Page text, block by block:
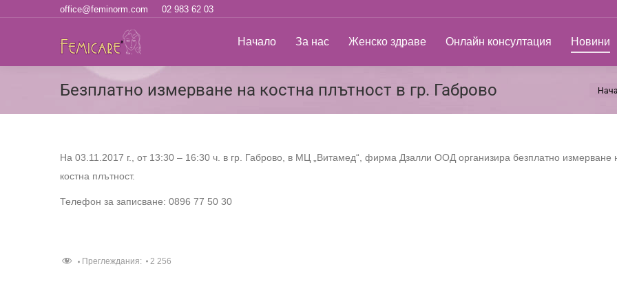
office@feminorm.com 02 983 62 03
Начало За нас Женско здраве Онлайн консултация Новини
Безплатно измерване на костна плътност в гр. Габрово You
На 03.11.2017 г., от 13:30 – 16:30 ч. в гр. Габрово, в МЦ „Витамед“, фирма Дзалли ООД организира безплатно измерване
костна плътност.
Телефон за записване: 0896 77 50 30
Преглеждания: 2 256
Начало За нас Женско здраве Онлайн консултация Новини